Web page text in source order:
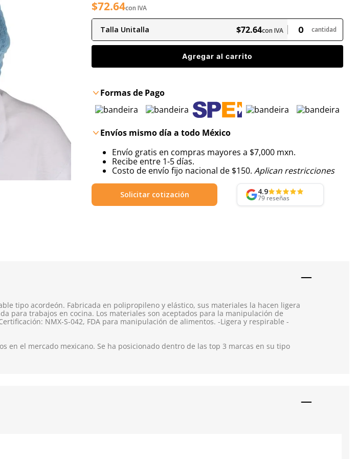
$72.64con IVA
Talla Unitalla $72.64con IVA cantidad
Agregar al carrito
Formas de Pago
Envíos mismo día a todo México
Envío gratis en compras mayores a $7,000 mxn.
Recibe entre 1-5 días.
Costo de envío fijo nacional de $150. Aplican restricciones
Solicitar cotización 4.9
79 reseñas
tipo acordeón. Fabricada en polipropileno y elástico, sus materiales la hacen ligera
para trabajos en cocina. Los materiales son aceptados para la manipulación de
NMX-S-042, FDA para manipulación de alimentos. -Ligera y respirable -
en el mercado mexicano. Se ha posicionado dentro de las top 3 marcas en su tipo